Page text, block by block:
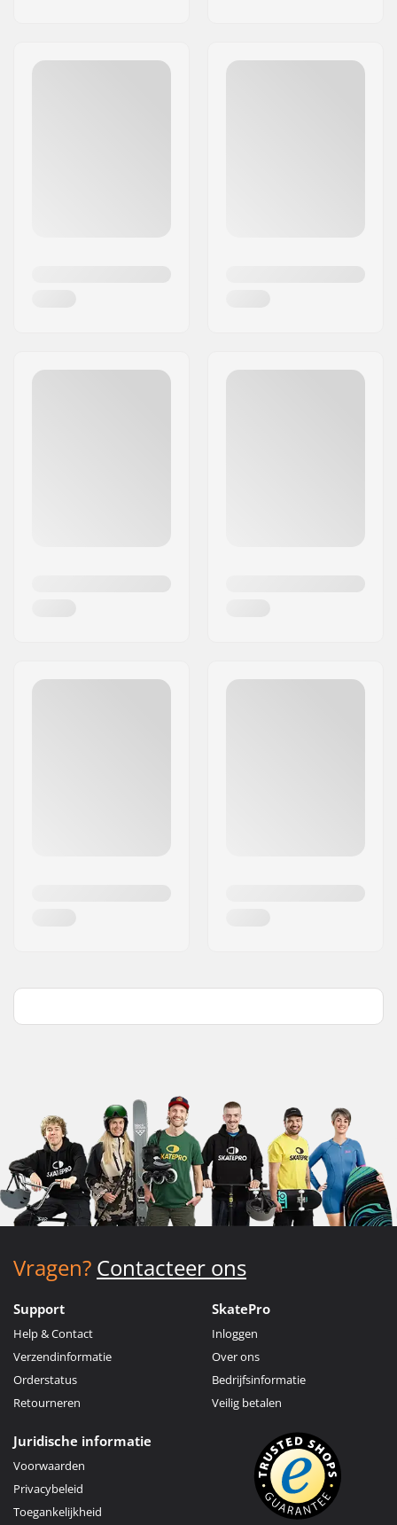
Vragen? Contacteer ons
Support
Help & Contact
Verzendinformatie
Orderstatus
Retourneren
SkatePro
Inloggen
Over ons
Bedrijfsinformatie
Veilig betalen
Juridische informatie
Voorwaarden
Privacybeleid
Toegankelijkheid